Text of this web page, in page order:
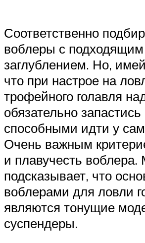
Соответственно
воблеры с подходящим
заглублением. Но,
что при настрое на
трофейного голавля
обязательно
способными идти у
Очень важным
и плавучесть
подсказывает, что
воблерами для ловли
являются тонущие
суспендеры.